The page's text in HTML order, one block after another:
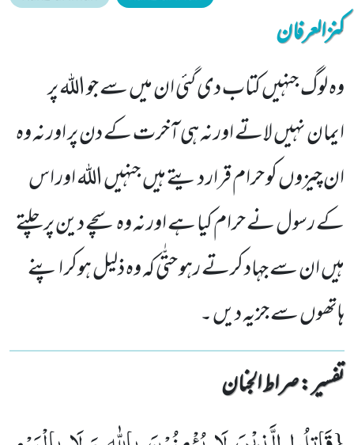
کنزالعرفان
وہ لوگ جنہیں کتاب دی گئی ان میں سے جو اللہ پر
ایمان نہیں لاتے اور نہ ہی آخرت کے دن پر اور نہ وہ
ان چیزوں کو حرام قرار دیتے ہیں جنہیں اللہ اور اس
کے رسول نے حرام کیا ہے اور نہ وہ سچے دین پر چلتے
ہیں ان سے جہاد کرتے رہو حتّٰی کہ وہ ذلیل ہوکر اپنے
ہاتھوں سے جزیہ دیں ۔
تفسیر : ‎صراط الجنان